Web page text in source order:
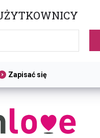
Zapisać się